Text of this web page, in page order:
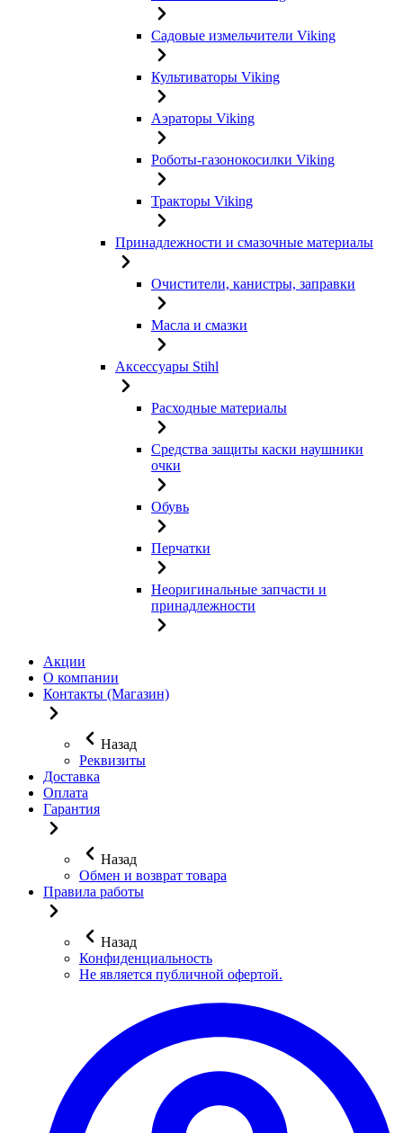
Садовые измельчители Viking
Культиваторы Viking
Аэраторы Viking
Роботы-газонокосилки Viking
Тракторы Viking
Принадлежности и смазочные материалы
Очистители, канистры, заправки
Масла и смазки
Аксессуары Stihl
Расходные материалы
Средства защиты каски наушники
очки
Обувь
Перчатки
Неоригинальные запчасти и
принадлежности
Акции
О компании
Контакты (Магазин)
Назад
Реквизиты
Доставка
Оплата
Гарантия
Назад
Обмен и возврат товара
Правила работы
Назад
Конфиденциальность
Не является публичной офертой.